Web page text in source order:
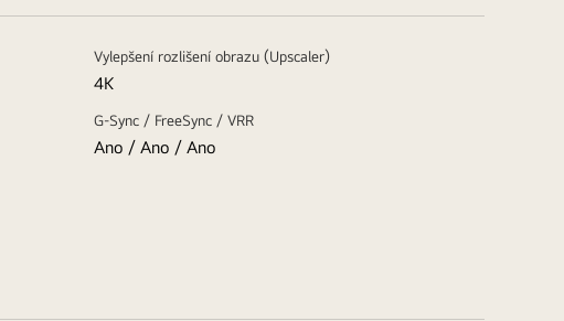
Vylepšení rozlišení obrazu (Upscaler)
4K
G-Sync / FreeSync / VRR
Ano / Ano / Ano